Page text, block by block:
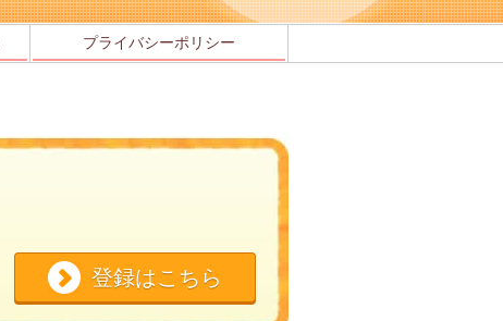
プライバシーポリシー
登録はこちら